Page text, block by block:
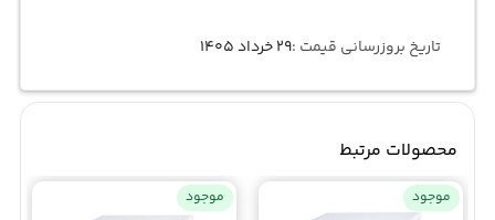
تاریخ بروزرسانی قیمت :۲۹ خرداد ۱۴۰۵
محصولات مرتبط
موجود موجود